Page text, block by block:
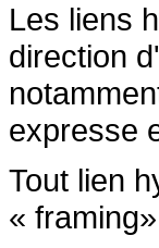
Les liens
direction
expresse
Tout lien
«